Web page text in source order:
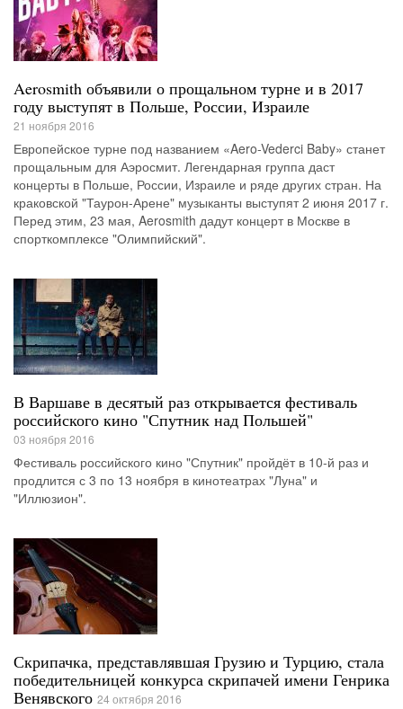
Aerosmith объявили о прощальном турне и в 2017
году выступят в Польше, России, Израиле
21 ноября 2016
Европейское турне под названием «Aero-Vederci Baby» станет
прощальным для Аэросмит. Легендарная группа даст
концерты в Польше, России, Израиле и ряде других стран. На
краковской "Таурон-Арене" музыканты выступят 2 июня 2017 г.
Перед этим, 23 мая, Aerosmith дадут концерт в Москве в
спорткомплексе "Олимпийский".
В Варшаве в десятый раз открывается фестиваль
российского кино "Спутник над Польшей"
03 ноября 2016
Фестиваль российского кино "Спутник" пройдёт в 10-й раз и
продлится с 3 по 13 ноября в кинотеатрах "Луна" и
"Иллюзион".
Скрипачка, представлявшая Грузию и Турцию, стала
победительницей конкурса скрипачей имени Генрика
Венявского 24 октября 2016